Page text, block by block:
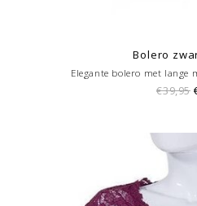
Bolero
Elegante bolero met lange
€39,95